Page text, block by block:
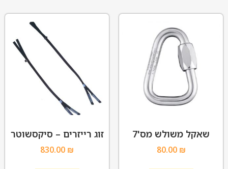
שאקל משולש מס'7
80.00 ₪
זוג רייזרים – סיקסשוטר
830.00 ₪